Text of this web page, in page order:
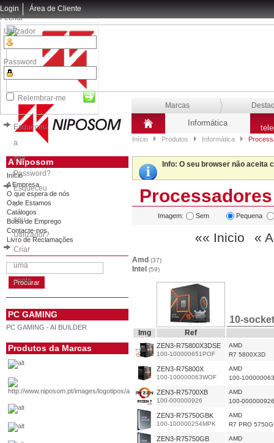
Login
Fechar
Utilizador
Password
Relembrar-me
Esqueceu
a
sua
Password?
Esqueceu
o
seu
Utilizador?
Criar
uma
conta
Área de Cliente
Marcas
Informática
Início Produtos Informática
A Niposom
Início
A Empresa
O que espera de nós
Onde Estamos
Catálogos
Bolsa de Emprego
Contacte-nos
Livro de Reclamações
PC GAMING
PC GAMING - AI BUILDER
Produtos da Marcas
Info: O seu browser não aceita
Processadores
Imagem: Sem Pequena
«« Inicio «
Amd (37)
Intel (59)
10-
Img Ref
ZEN3-R75800X3DSE
100-100000651POF
AMD
R7 5800X3D
ZEN3-R75800X
100-100000063WOF
AMD
100-
ZEN3-R75700XB
100-000000926
AMD
100-000000926
ZEN3-R75750GBK
100-100000254MPK
AMD
R7 PRO 5750G
ZEN3-R75750GB
AMD